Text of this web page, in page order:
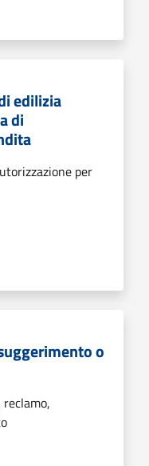
edilizia
di
per
o